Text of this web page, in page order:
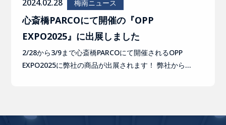
2024.02.28 梅南ニュース
心斎橋PARCOにて開催の『OPP
EXPO2025』に出展しました
2/28から3/9まで心斎橋PARCOにて開催されるOPP
EXPO2025に弊社の商品が出展されます！ 弊社から…